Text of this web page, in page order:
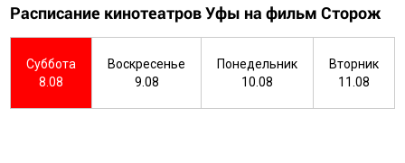
Расписание кинотеатров Уфы на фильм Сторож
Суббота
8.08
Воскресенье
9.08
Понедельник
10.08
Вторник
11.08